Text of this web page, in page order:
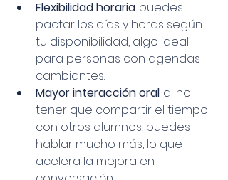
Flexibilidad horaria: puedes
pactar los días y horas según
tu disponibilidad, algo ideal
para personas con agendas
cambiantes.
Mayor interacción oral: al no
tener que compartir el tiempo
con otros alumnos, puedes
hablar mucho más, lo que
acelera la mejora en